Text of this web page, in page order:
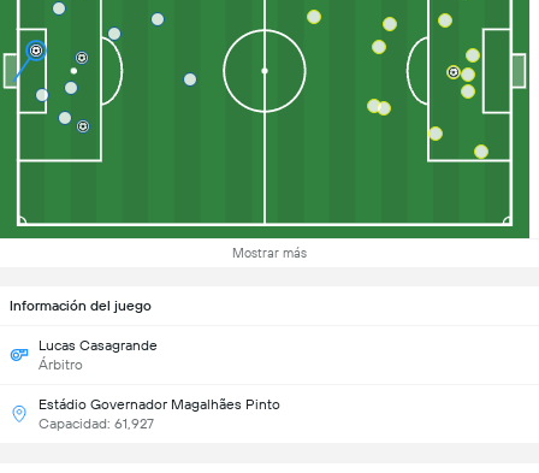
Mostrar más
Información del juego
Lucas Casagrande
Árbitro
Estádio Governador Magalhães Pinto
Capacidad: 61,927